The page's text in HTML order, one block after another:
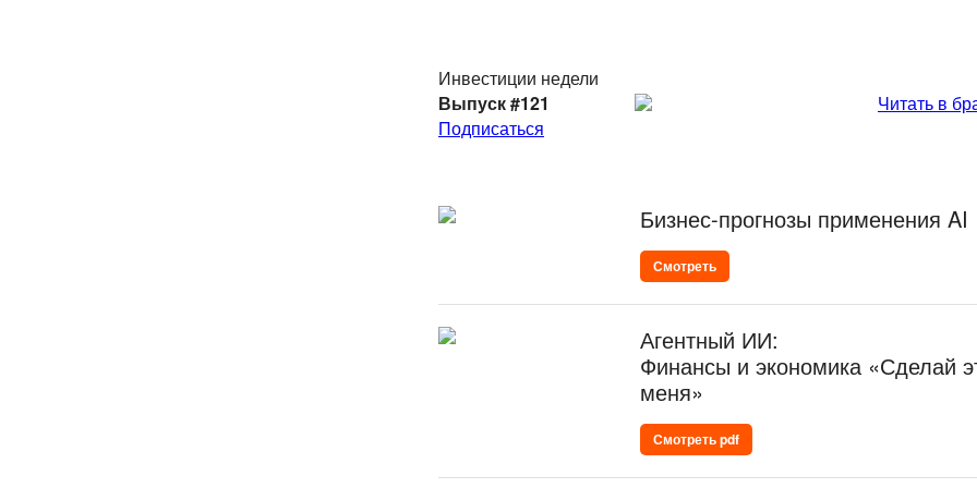
Инвестиции недели
Выпуск #121
Подписаться
Читать в
Бизнес-прогнозы применения AI
Смотреть
Агентный ИИ:
Финансы и экономика «Сделай
меня»
Смотреть pdf